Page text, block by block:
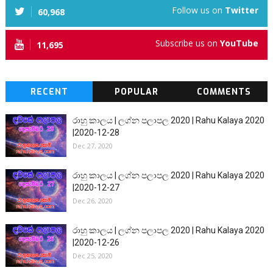
60,968 Follow us on Twitter
11,695 Subscribe us onYouTube
RECENT POPULAR COMMENTS
රාහු කාලය | ලග්න පලාපල 2020 | Rahu Kalaya 2020
|2020-12-28
Dec 27, 2020
රාහු කාලය | ලග්න පලාපල 2020 | Rahu Kalaya 2020
|2020-12-27
Dec 26, 2020
රාහු කාලය | ලග්න පලාපල 2020 | Rahu Kalaya 2020
|2020-12-26
Dec 25, 2020